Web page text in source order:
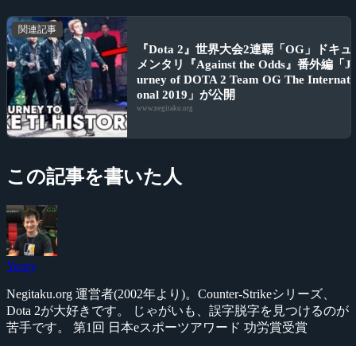
関連記事
『Dota 2』世界大会2連覇「OG」ドキュ
メンタリ『Against the Odds』番外編「
urney of DOTA 2 Team OG The Internati
onal 2019」が公開
www.negitaku.org
この記事を書いた人
Yossy
Negitaku.org 運営者(2002年より)。Counter-Strikeシリーズ、
Dota 2が大好きです。 じゃがいも、誤字脱字を見つけるのが
苦手です。 第1回 日本eスポーツアワード 功労賞受賞